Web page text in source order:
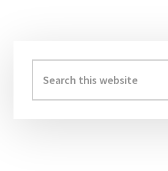
Sidebar
this
website